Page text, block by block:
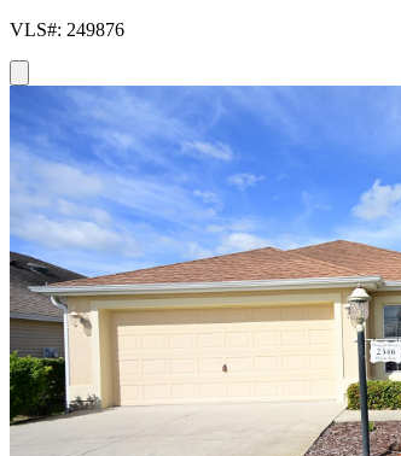
VLS#: 249876